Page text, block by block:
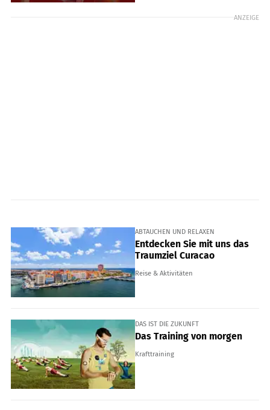
ANZEIGE
ABTAUCHEN UND RELAXEN
Entdecken Sie mit uns das
Traumziel Curacao
Reise & Aktivitäten
DAS IST DIE ZUKUNFT
Das Training von morgen
Krafttraining